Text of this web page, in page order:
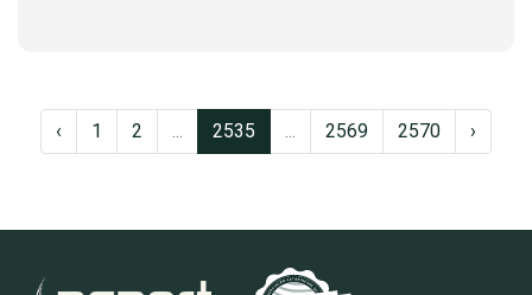
‹ 1 2 ... 2535 ... 2569 2570 ›